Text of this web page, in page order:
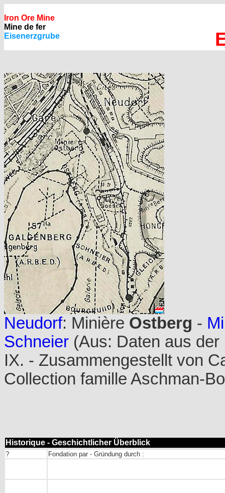
Iron Ore Mine
Mine de fer
Eisenerzgrube
Neudorf: Minière Ostberg -
Schneier (Aus: Daten aus
IX. - Zusammengestellt von
Collection famille Aschman-
Historique - Geschichtlicher Überblick
? Fondation par - Gründung durch :